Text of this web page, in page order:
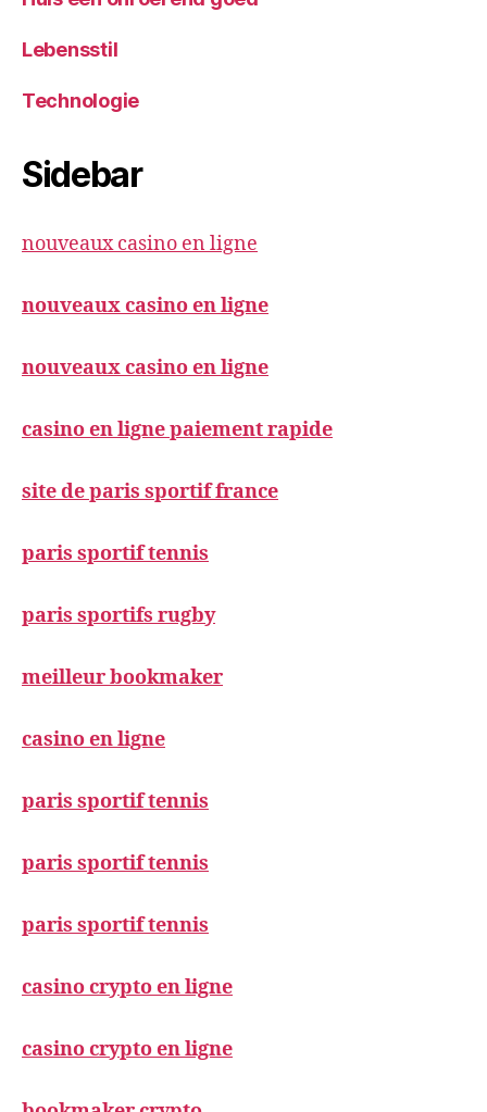
Lebensstil
Technologie
Sidebar
nouveaux casino en ligne
nouveaux casino en ligne
nouveaux casino en ligne
casino en ligne paiement rapide
site de paris sportif france
paris sportif tennis
paris sportifs rugby
meilleur bookmaker
casino en ligne
paris sportif tennis
paris sportif tennis
paris sportif tennis
casino crypto en ligne
casino crypto en ligne